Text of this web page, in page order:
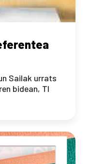
Sailak urrats
bidean, TI